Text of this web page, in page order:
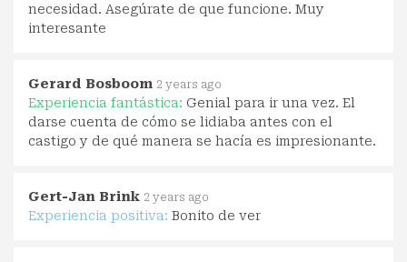
necesidad. Asegúrate de que funcione. Muy
interesante
Gerard Bosboom 2 years ago
Experiencia fantástica: Genial para ir una vez. El
darse cuenta de cómo se lidiaba antes con el
castigo y de qué manera se hacía es impresionante.
Gert-Jan Brink 2 years ago
Experiencia positiva: Bonito de ver